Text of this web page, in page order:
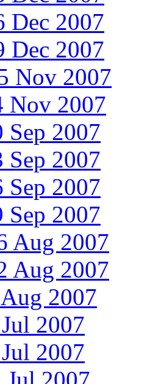
Dec 2007
Dec 2007
Nov 2007
Nov 2007
Sep 2007
Sep 2007
Sep 2007
Sep 2007
Aug 2007
Aug 2007
2007
2007
2007